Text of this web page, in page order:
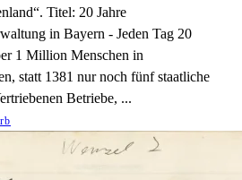
Titel: 20 Jahre
in Bayern - Jeden Tag 20
1 Million Menschen in
statt 1381 nur noch fünf staatliche
Betriebe, ...